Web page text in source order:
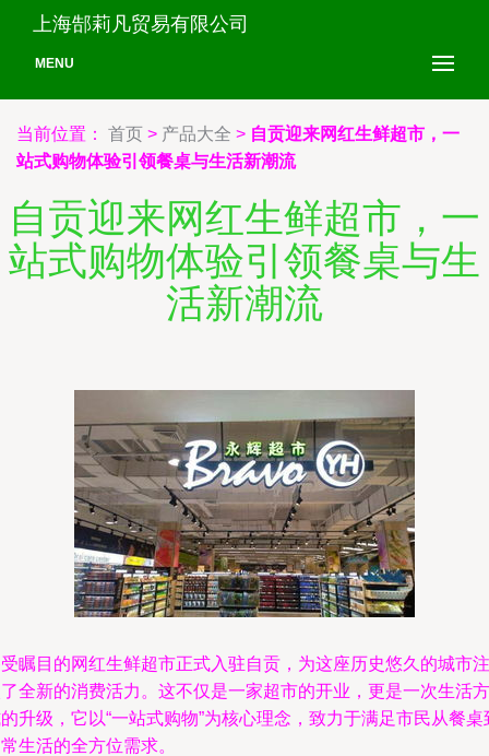
上海郜莉凡贸易有限公司
MENU
当前位置： 首页 > 产品大全 > 自贡迎来网红生鲜超市，一
站式购物体验引领餐桌与生活新潮流
自贡迎来网红生鲜超市，一
站式购物体验引领餐桌与生
活新潮流
瞩目的网红生鲜超市正式入驻自贡，为这座历史悠久的城市注
全新的消费活力。这不仅是一家超市的开业，更是一次生活方
升级，它以“一站式购物”为核心理念，致力于满足市民从餐桌
生活的全方位需求。